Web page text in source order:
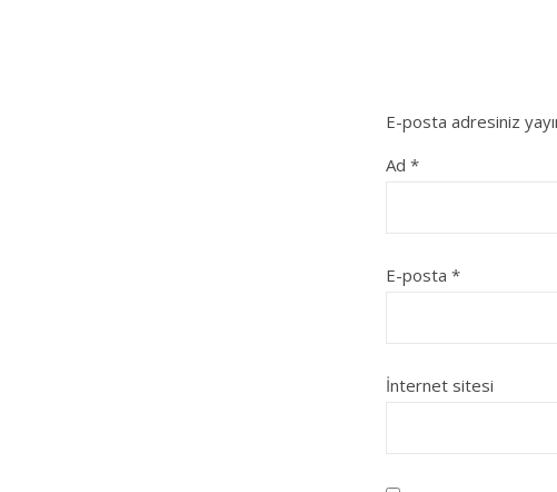
E-posta adresiniz
Ad *
E-posta *
İnternet sitesi